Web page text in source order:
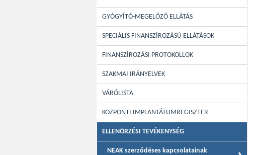
GYÓGYÍTÓ-MEGELŐZŐ ELLÁTÁS
SPECIÁLIS FINANSZÍROZÁSÚ ELLÁTÁSOK
FINANSZÍROZÁSI PROTOKOLLOK
SZAKMAI IRÁNYELVEK
VÁRÓLISTA
KÖZPONTI IMPLANTÁTUMREGISZTER
ELLENŐRZÉSI TEVÉKENYSÉG
NEAK szerződéses kapcsolatainak